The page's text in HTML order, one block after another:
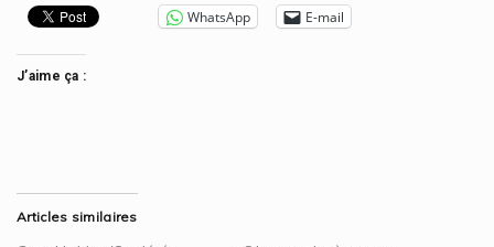
WhatsApp E-mail
J’aime ça :
Articles similaires